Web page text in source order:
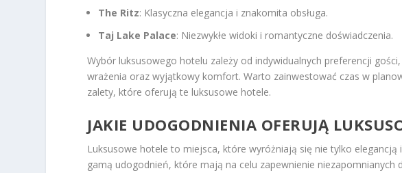
The Ritz: Klasyczna elegancja i znakomita obsługa.
Taj Lake Palace: Niezwykłe widoki i romantyczne doświadczenia.
Wybór luksusowego hotelu zależy od indywidualnych preferencji
wrażenia oraz wyjątkowy komfort. Warto zainwestować czas w
zalety, które oferują te luksusowe hotele.
JAKIE UDOGODNIENIA OFERUJĄ
Luksusowe hotele to miejsca, które wyróżniają się nie tylko
gamą udogodnień, które mają na celu zapewnienie niezapomnianych